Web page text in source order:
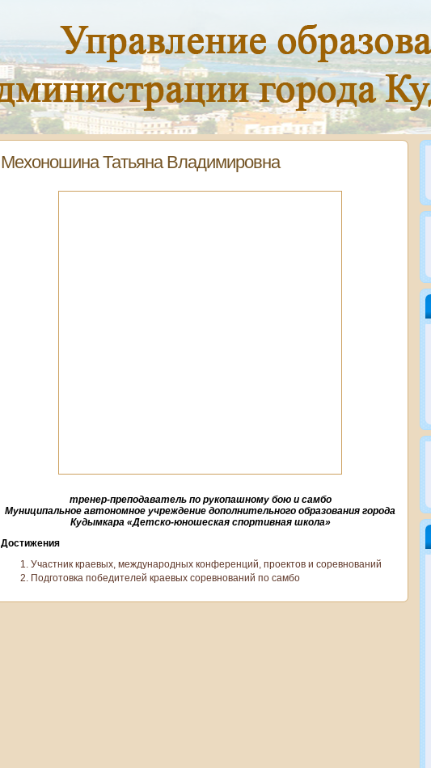
Мехоношина Татьяна Владимировна
тренер-преподаватель по рукопашному бою и самбо
Муниципальное автономное учреждение дополнительного образования города
Кудымкара «Детско-юношеская спортивная школа»
Достижения
Участник краевых, международных конференций, проектов и соревнований
Подготовка победителей краевых соревнований по самбо